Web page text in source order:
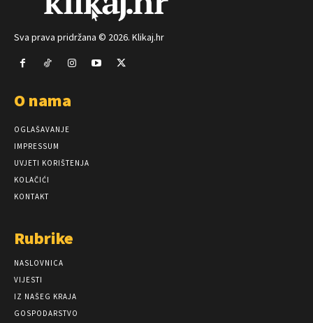
Sva prava pridržana © 2026. Klikaj.hr
O nama
OGLAŠAVANJE
IMPRESSUM
UVJETI KORIŠTENJA
KOLAČIĆI
KONTAKT
Rubrike
NASLOVNICA
VIJESTI
IZ NAŠEG KRAJA
GOSPODARSTVO